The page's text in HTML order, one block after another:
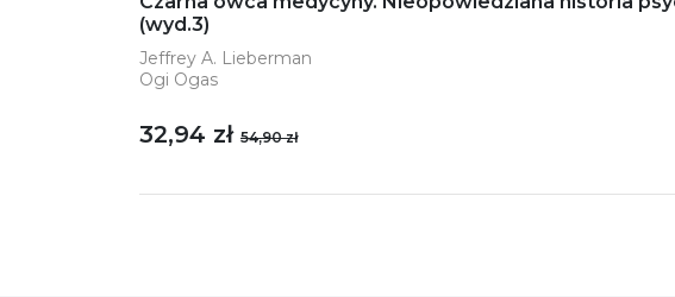
(wyd.3)
Jeffrey A. Lieberman
Ogi Ogas
32,94 zł 54,90 zł